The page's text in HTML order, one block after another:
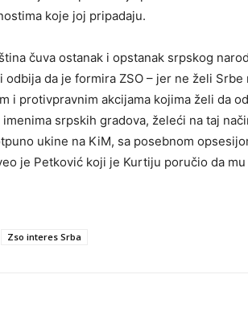
koje joj pripadaju.
čuva ostanak i opstanak srpskog
odbija da je formira ZSO – jer ne želi
i protivpravnim akcijama kojima želi da
srpskih gradova, želeći na taj
ukine na KiM, sa posebnom
je Petković koji je Kurtiju poručio da
Zso interes Srba